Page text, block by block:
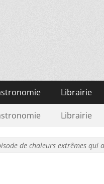
Librairie
Librairie
de chaleurs extrêmes